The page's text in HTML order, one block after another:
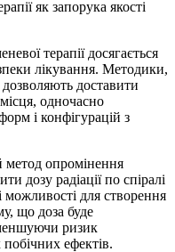
як запорука якості
терапії досягається
лікування. Методики,
доставити
одночасно
і конфігурацій з
опромінення
дозу радіації по спіралі
для створення
що доза буде
ризик
ефектів.